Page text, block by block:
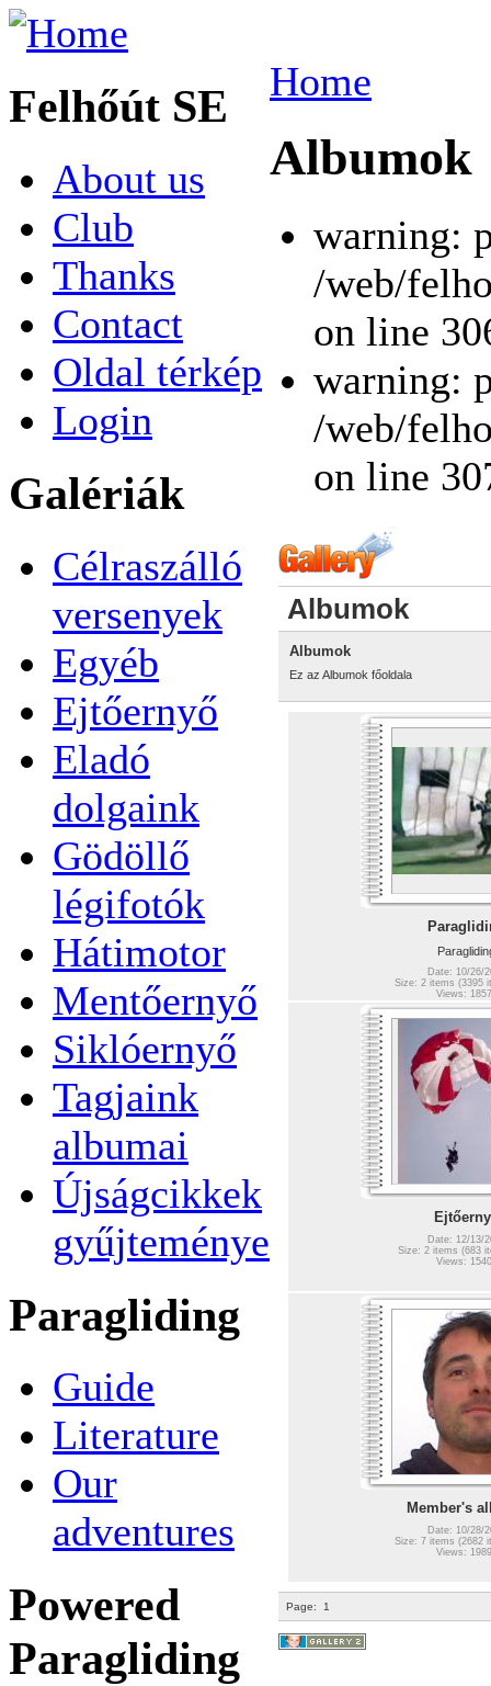
Felhőút SE
About us
Club
Thanks
Contact
Oldal térkép
Login
Galériák
Célraszálló
versenyek
Egyéb
Ejtőernyő
Eladó
dolgaink
Gödöllő
légifotók
Hátimotor
Mentőernyő
Siklóernyő
Tagjaink
albumai
Újságcikkek
gyűjteménye
Paragliding
Guide
Literature
Our
adventures
Powered
Paragliding
Home
Albumok
warning:
/web/
on line
warning:
/web/
on line
Albumok
Albumok
Ez az Albumok főoldala
Date: 10/26/
Size: 2 items (3395
Views:
Date: 12/13/
Size: 2 items (683
Views:
Member's
Date: 10/28/
Size: 7 items (2682
Views:
Page: 1